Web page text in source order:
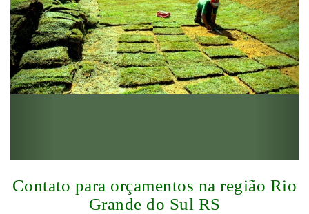
Contato para orçamentos na região Rio
Grande do Sul RS